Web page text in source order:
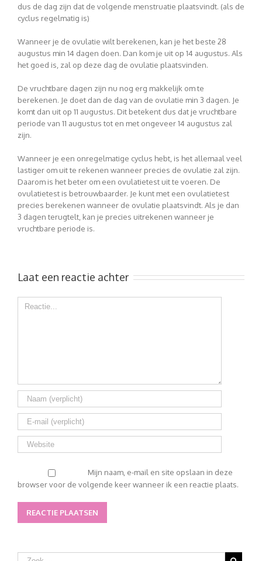
dus de dag zijn dat de volgende menstruatie plaatsvindt. (als de
cyclus regelmatig is)
Wanneer je de ovulatie wilt berekenen, kan je het beste 28
augustus min 14 dagen doen. Dan kom je uit op 14 augustus. Als
het goed is, zal op deze dag de ovulatie plaatsvinden.
De vruchtbare dagen zijn nu nog erg makkelijk om te
berekenen. Je doet dan de dag van de ovulatie min 3 dagen. Je
komt dan uit op 11 augustus. Dit betekent dus dat je vruchtbare
periode van 11 augustus tot en met ongeveer 14 augustus zal
zijn.
Wanneer je een onregelmatige cyclus hebt, is het allemaal veel
lastiger om uit te rekenen wanneer precies de ovulatie zal zijn.
Daarom is het beter om een ovulatietest uit te voeren. De
ovulatietest is betrouwbaarder. Je kunt met een ovulatietest
precies berekenen wanneer de ovulatie plaatsvindt. Als je dan
3 dagen terugtelt, kan je precies uitrekenen wanneer je
vruchtbare periode is.
Laat een reactie achter
Comment
Mijn naam, e-mail en site opslaan in deze
browser voor de volgende keer wanneer ik een reactie plaats.